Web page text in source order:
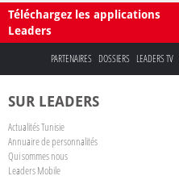
Téléchargez les applications
Leaders
PARTENAIRES DOSSIERS LEADERS TV
SUR LEADERS
Actualités Tunisie
Annuaire de personnalités
Qui sommes nous
Leaders Mobile